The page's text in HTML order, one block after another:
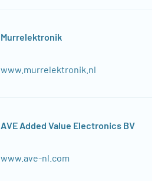
Murrelektronik
www.murrelektronik.nl
AVE Added Value Electronics BV
www.ave-nl.com